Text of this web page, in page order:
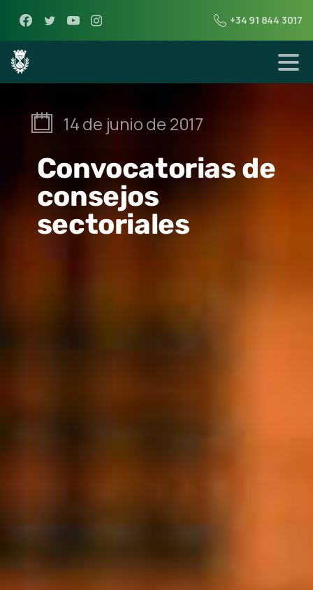
+34 91 844 3017
14 de junio de 2017
Convocatorias de
consejos
sectoriales